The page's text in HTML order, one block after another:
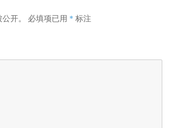
开。 必填项已用 * 标注